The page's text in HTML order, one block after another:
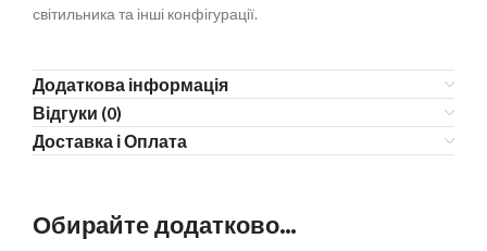
світильника та інші конфігурації.
Додаткова інформація
Відгуки (0)
Доставка і Оплата
Обирайте додатково…